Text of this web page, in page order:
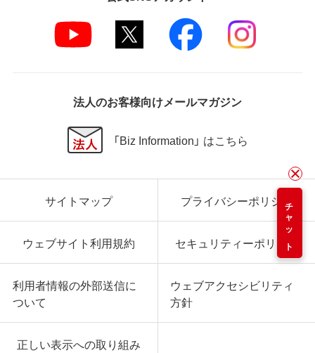
チャット
法人のお客様向けメールマガジン
「Biz Information」 はこちら
サイトマップ プライバシーポリシー
ウェブサイト利用規約 セキュリティーポリシー
利用者情報の外部送信に
ついて
ウェブアクセシビリティ
方針
正しい表示への取り組み